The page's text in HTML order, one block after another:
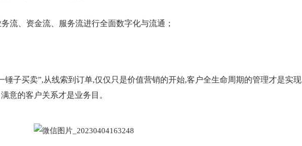
流、资金流、服务流进行全面数字化与流通；
锤子买卖”,从线索到订单,仅仅只是价值营销的开始,客户全生命周期的管理才是实现
意的客户关系才是业务目。